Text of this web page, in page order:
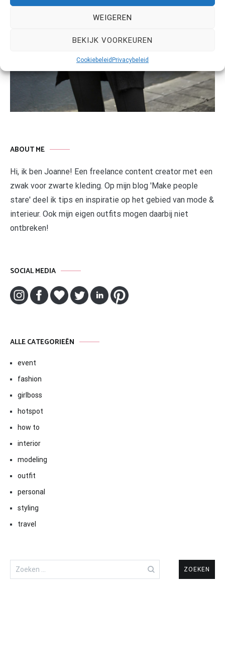
WEIGEREN
BEKIJK VOORKEUREN
Cookiebeleid Privacybeleid
ABOUT ME
Hi, ik ben Joanne! Een freelance content creator met een
zwak voor zwarte kleding. Op mijn blog 'Make people
stare' deel ik tips en inspiratie op het gebied van mode &
interieur. Ook mijn eigen outfits mogen daarbij niet
ontbreken!
SOCIAL MEDIA
ALLE CATEGORIEËN
event
fashion
girlboss
hotspot
how to
interior
modeling
outfit
personal
styling
travel
Zoeken
naar: